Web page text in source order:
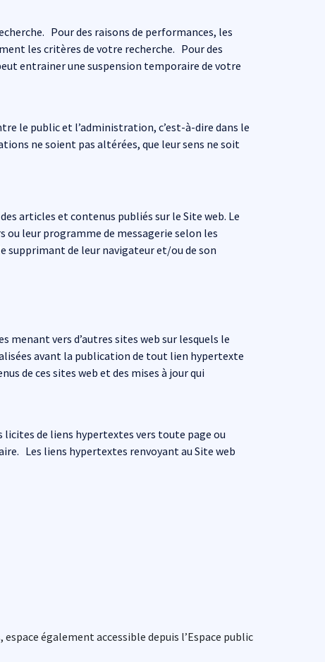
Pour des raisons de performances, les
les critères de votre recherche. Pour des
entrainer une suspension temporaire de votre
le public et l’administration, c’est-à-dire dans le
ne soient pas altérées, que leur sens ne soit
articles et contenus publiés sur le Site web. Le
leur programme de messagerie selon les
supprimant de leur navigateur et/ou de son
menant vers d’autres sites web sur lesquels le
avant la publication de tout lien hypertexte
de ces sites web et des mises à jour qui
licites de liens hypertextes vers toute page ou
Les liens hypertextes renvoyant au Site web
également accessible depuis l’Espace public